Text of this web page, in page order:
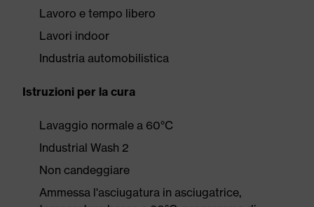
Lavoro e tempo libero
Lavori indoor
Industria automobilistica
Istruzioni per la cura
Lavaggio normale a 60°C
Industrial Wash 2
Non candeggiare
Ammessa l'asciugatura in asciugatrice,